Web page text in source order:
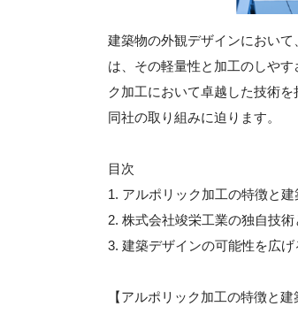
建築物の外観デザインにおい
は、その軽量性と加工のしや
ク加工において卓越した技術
同社の取り組みに迫ります。
目次
1. アルポリック加工の特徴と
2. 株式会社竣栄工業の独自技術
3. 建築デザインの可能性を広
【アルポリック加工の特徴と建